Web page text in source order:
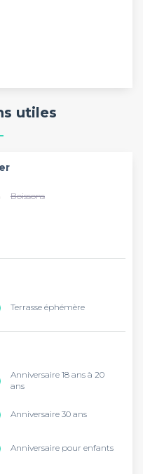
utiles
Boissons
Terrasse éphémère
Anniversaire 18 ans à 20
ans
Anniversaire 30 ans
Anniversaire pour enfants